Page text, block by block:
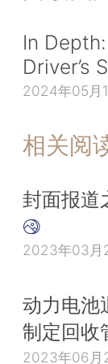
In
Driver’s
2024年05月
相关阅
封面报道
2023年03月
动力电池
制定回收
2023年06月